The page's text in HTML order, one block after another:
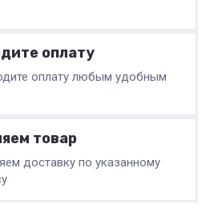
оплату
оплату любым удобным
товар
доставку по указанному